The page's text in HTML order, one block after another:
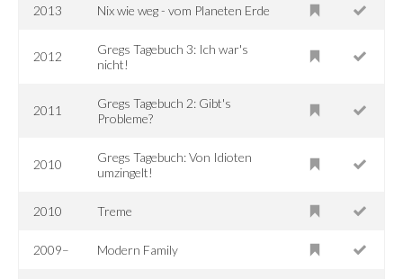
2013 Nix wie weg - vom Planeten Erde
2012
Gregs Tagebuch 3: Ich war's
nicht!
2011
Gregs Tagebuch 2: Gibt's
Probleme?
2010
Gregs Tagebuch: Von Idioten
umzingelt!
2010 Treme
2009– Modern Family